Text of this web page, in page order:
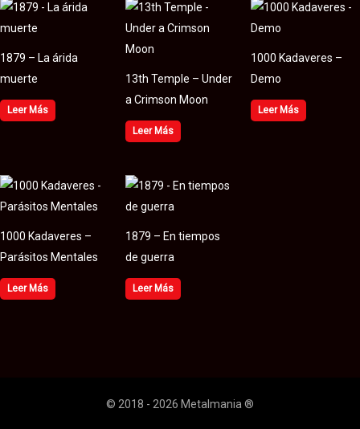
1879 – La árida
muerte
Leer Más
13th Temple – Under
a Crimson Moon
Leer Más
1000 Kadaveres –
Demo
Leer Más
1000 Kadaveres –
Parásitos Mentales
Leer Más
1879 – En tiempos
de guerra
Leer Más
© 2018 - 2026 Metalmania ®